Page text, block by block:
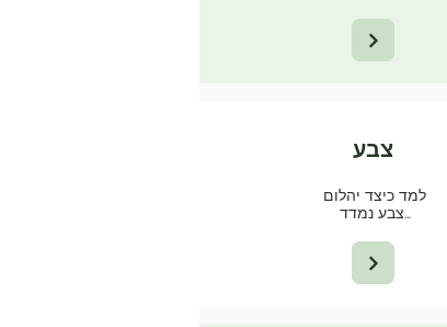
צבע
למד כיצד יהלום
צבע נמדד…